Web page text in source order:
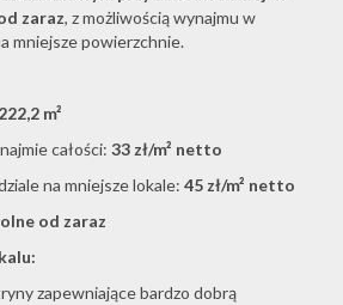
zaraz, z możliwością wynajmu w
mniejsze powierzchnie.
222,2 m²
całości: 33 zł/m² netto
na mniejsze lokale: 45 zł/m² netto
od zaraz
zapewniające bardzo dobrą